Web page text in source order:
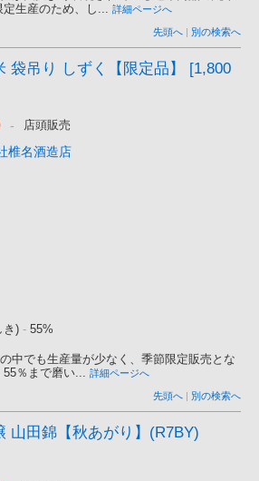
生産のため、し... 詳細ページへ
先頭へ | 別の検索へ
袋吊り しずく【限定品】 [1,800
- 店頭販売
椎名酒造店
き) - 55%
中でも生産量が少なく、季節限定販売とな
55％まで磨い... 詳細ページへ
先頭へ | 別の検索へ
山田錦【秋あがり】(R7BY)